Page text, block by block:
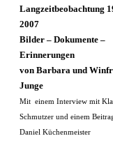
Langzeitbeobachtung
2007
Bilder – Dokumente –
Erinnerungen
von Barbara und
Junge
Mit einem Interview mit
Schmutzer und einem
Daniel Küchenmeister